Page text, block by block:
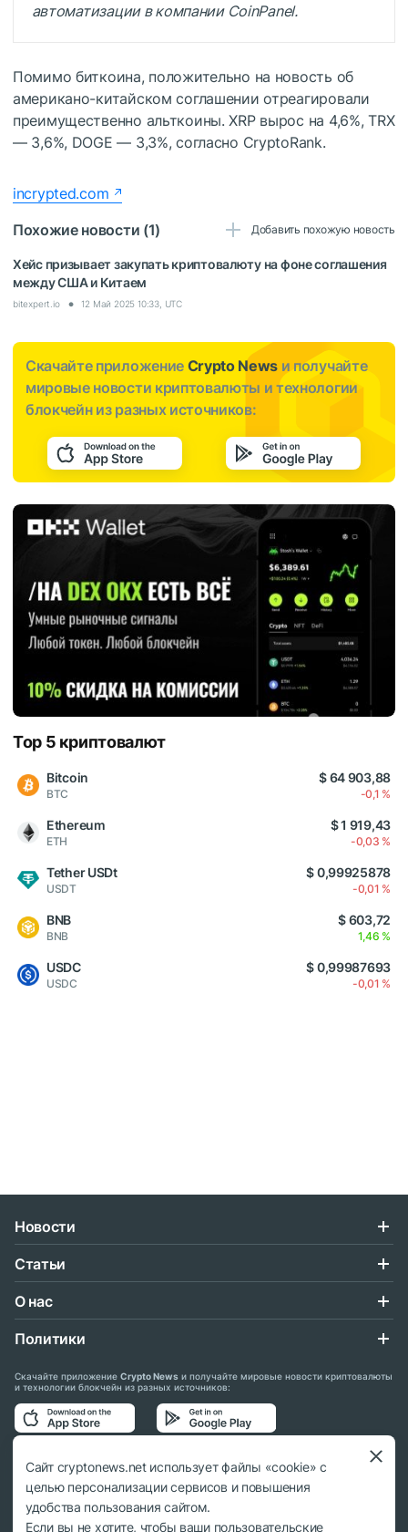
автоматизации в компании CoinPanel.
Помимо биткоина, положительно на новость об
американо-китайском соглашении отреагировали
преимущественно альткоины. XRP вырос на 4,6%, TRX
— 3,6%, DOGE — 3,3%, согласно CryptoRank.
incrypted.com
Похожие новости (1)
Добавить похожую новость
Хейс призывает закупать криптовалюту на фоне соглашения
между США и Китаем
bitexpert.io 12 Май 2025 10:33, UTC
Скачайте приложение Crypto News и получайте
мировые новости криптовалюты и технологии
блокчейн из разных источников:
Top 5 криптовалют
Bitcoin
BTC
$ 64 903,88
-0,1 %
Ethereum
ETH
$ 1 919,43
-0,03 %
Tether USDt
USDT
$ 0,99925878
-0,01 %
BNB
BNB
$ 603,72
1,46 %
USDC
USDC
$ 0,99987693
-0,01 %
Новости
Статьи
О нас
Политики
Скачайте приложение Crypto News и получайте мировые новости криптовалюты
и технологии блокчейн из разных источников:
Подписывайтесь на нас в социальных сетях:
Сайт cryptonews.net использует файлы «cookie» с
целью персонализации сервисов и повышения
удобства пользования сайтом.
Если вы не хотите, чтобы ваши пользовательские